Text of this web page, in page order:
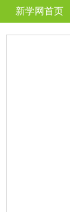
新学网首页